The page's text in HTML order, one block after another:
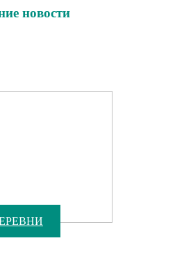
новости